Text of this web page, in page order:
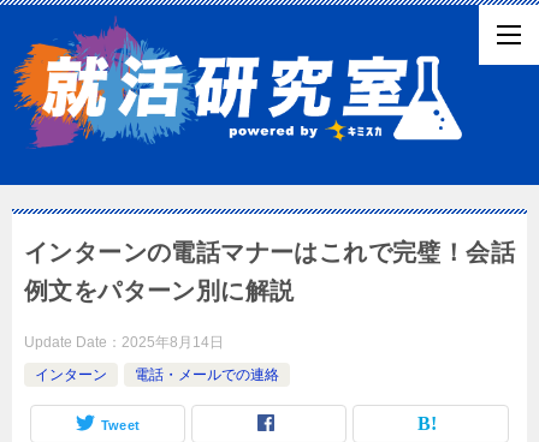
インターンの電話マナーはこれで完璧！会話
例文をパターン別に解説
Update Date： 2025年8月14日
インターン
電話・メールでの連絡
Tweet